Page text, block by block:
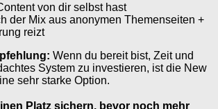
von dir selbst hast
der Mix aus anonymen Themenseiten +
reizt
Wenn du bereit bist, Zeit und
System zu investieren, ist die New
sehr starke Option.
Platz sichern, bevor noch mehr